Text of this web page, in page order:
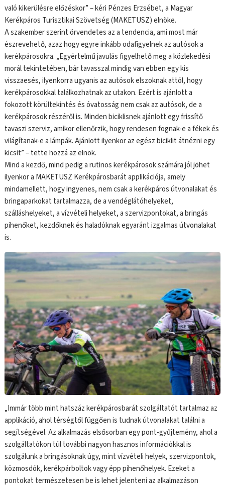
való kikerülésre előzéskor” – kéri Pénzes Erzsébet, a Magyar
Kerékpáros Turisztikai Szövetség (MAKETUSZ) elnöke.
A szakember szerint örvendetes az a tendencia, ami most már
észrevehető, azaz hogy egyre inkább odafigyelnek az autósok a
kerékpárosokra. „Egyértelmű javulás figyelhető meg a közlekedési
morál tekintetében, bár tavasszal mindig van ebben egy kis
visszaesés, ilyenkorra ugyanis az autósok elszoknak attól, hogy
kerékpárosokkal találkozhatnak az utakon. Ezért is ajánlott a
fokozott körültekintés és óvatosság nem csak az autósok, de a
kerékpárosok részéről is. Minden biciklisnek ajánlott egy frissítő
tavaszi szerviz, amikor ellenőrzik, hogy rendesen fognak-e a fékek és
világítanak-e a lámpák. Ajánlott ilyenkor az egész biciklit átnézni egy
kicsit” – tette hozzá az elnök.
Mind a kezdő, mind pedig a rutinos kerékpárosok számára jól jöhet
ilyenkor a MAKETUSZ Kerékpárosbarát applikációja, amely
mindamellett, hogy ingyenes, nem csak a kerékpáros útvonalakat és
bringaparkokat tartalmazza, de a vendéglátóhelyeket,
szálláshelyeket, a vízvételi helyeket, a szervizpontokat, a bringás
pihenőket, kezdőknek és haladóknak egyaránt izgalmas útvonalakat
is.
„Immár több mint hatszáz kerékpárosbarát szolgáltatót tartalmaz az
applikáció, ahol térségtől függően is tudnak útvonalakat találni a
segítségével. Az alkalmazás elsősorban egy pont-gyűjtemény, ahol a
szolgáltatókon túl további nagyon hasznos információkkal is
szolgálunk a bringásoknak úgy, mint vízvételi helyek, szervizpontok,
közmosdók, kerékpárboltok vagy épp pihenőhelyek. Ezeket a
pontokat természetesen be is lehet jelenteni az alkalmazáson